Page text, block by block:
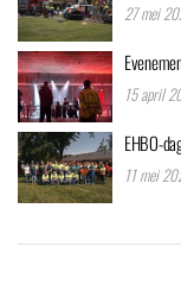
27 mei
15 april
EHBO-
11 mei